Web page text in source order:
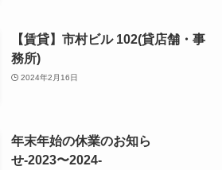
【賃貸】市村ビル 102(貸店舗・事
務所)
2024年2月16日
年末年始の休業のお知ら
せ-2023〜2024-